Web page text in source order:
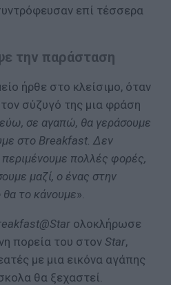
επί τέσσερα
την παράσταση
ήρθε στο κλείσιμο, όταν
σύζυγό της μια φράση
σε αγαπώ, θα γεράσουμε
στο Breakfast. Δεν
πολλές φορές,
μαζί, ο ένας στην
θα το κάνουμε».
ολοκλήρωσε
πορεία του στον Star,
με μια εικόνα αγάπης
θα ξεχαστεί.